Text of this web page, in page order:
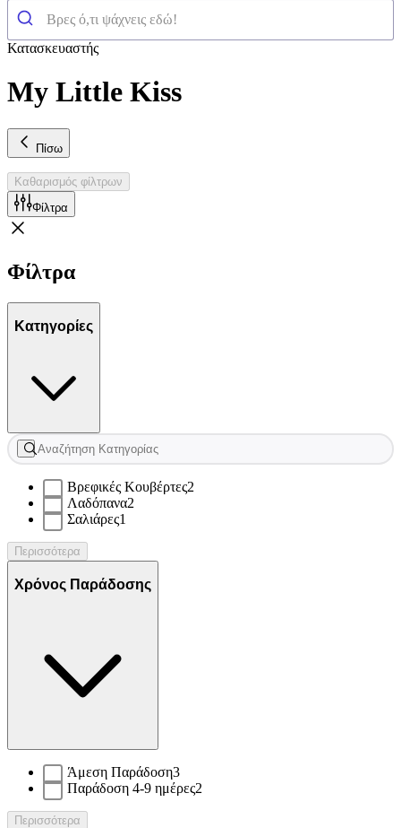
Κατασκευαστής
My Little Kiss
Πίσω
Καθαρισμός φίλτρων
Φίλτρα
Φίλτρα
Κατηγορίες
Βρεφικές Κουβέρτες2
Λαδόπανα2
Σαλιάρες1
Περισσότερα
Χρόνος Παράδοσης
Άμεση Παράδοση3
Παράδοση 4-9 ημέρες2
Περισσότερα